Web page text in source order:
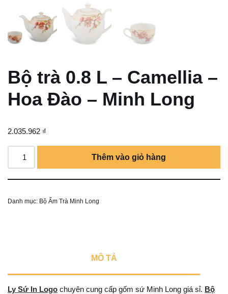
Bộ trà 0.8 L – Camellia –
Hoa Đào – Minh Long
2.035.962 ₫
Thêm vào giỏ hàng
Danh mục: Bộ Ấm Trà Minh Long
MÔ TẢ
Ly Sứ In Logo chuyên cung cấp gốm sứ Minh Long giá sỉ. Bộ